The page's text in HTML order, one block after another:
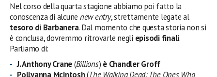
Nel corso della quarta stagione abbiamo poi fatto la
conoscenza di alcune new entry, strettamente legate al
tesoro di Barbanera. Dal momento che questa storia non si
è conclusa, dovremmo ritrovarle negli episodi finali.
Parliamo di:
J. Anthony Crane(Billions) è Chandler Groff
Pollyanna McIntosh(The Walking Dead: The Ones Who